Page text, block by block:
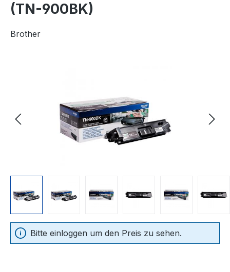
(TN-900BK)
Brother
Bitte einloggen um den Preis zu sehen.